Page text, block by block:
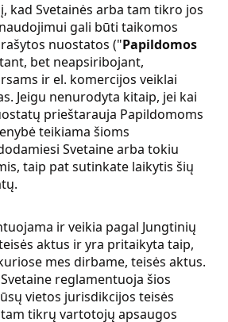
kad Svetainės arba tam tikro jos
gali būti taikomos
nuostatos ("Papildomos
bet neapsiribojant,
ir el. komercijos veiklai
Jeigu nenurodyta kitaip, jei kai
prieštarauja Papildomoms
teikiama šioms
Svetaine arba tokiu
taip pat sutinkate laikytis šių
ir veikia pagal Jungtinių
aktus ir yra pritaikyta taip,
mes dirbame, teisės aktus.
reglamentuoja šios
vietos jurisdikcijos teisės
tikrų vartotojų apsaugos